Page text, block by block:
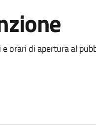
orari di apertura al